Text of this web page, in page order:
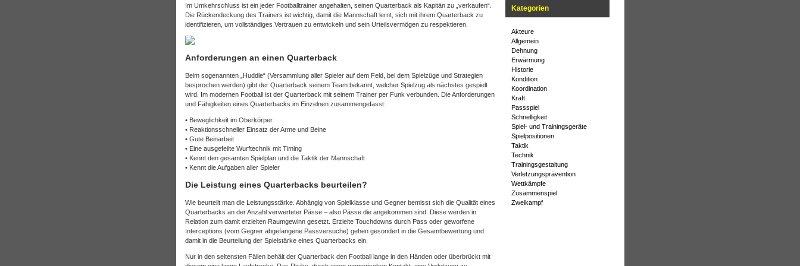
Kategorien
Akteure
Allgemein
Dehnung
Erwärmung
Historie
Kondition
Koordination
Kraft
Passspiel
Schnelligkeit
Spiel- und Trainingsgeräte
Spielpositionen
Taktik
Technik
Trainingsgestaltung
Verletzungsprävention
Wettkämpfe
Zusammenspiel
Zweikampf
Im Umkehrschluss ist ein jeder Footballtrainer angehalten, seinen Quarterback als Kapitän zu „verkaufen“.
Die Rückendeckung des Trainers ist wichtig, damit die Mannschaft lernt, sich mit ihrem Quarterback zu
identifizieren, um vollständiges Vertrauen zu entwickeln und sein Urteilsvermögen zu respektieren.
Anforderungen an einen Quarterback
Beim sogenannten „Huddle“ (Versammlung aller Spieler auf dem Feld, bei dem Spielzüge und Strategien
besprochen werden) gibt der Quarterback seinem Team bekannt, welcher Spielzug als nächstes gespielt
wird. Im modernen Football ist der Quarterback mit seinem Trainer per Funk verbunden. Die Anforderungen
und Fähigkeiten eines Quarterbacks im Einzelnen zusammengefasst:
• Beweglichkeit im Oberkörper
• Reaktionsschneller Einsatz der Arme und Beine
• Gute Beinarbeit
• Eine ausgefeilte Wurftechnik mit Timing
• Kennt den gesamten Spielplan und die Taktik der Mannschaft
• Kennt die Aufgaben aller Spieler
Die Leistung eines Quarterbacks beurteilen?
Wie beurteilt man die Leistungsstärke. Abhängig von Spielklasse und Gegner bemisst sich die Qualität eines
Quarterbacks an der Anzahl verwerteter Pässe – also Pässe die angekommen sind. Diese werden in
Relation zum damit erzielten Raumgewinn gesetzt. Erzielte Touchdowns durch Pass oder geworfene
Interceptions (vom Gegner abgefangene Passversuche) gehen gesondert in die Gesamtbewertung und
damit in die Beurteilung der Spielstärke eines Quarterbacks ein.
Nur in den seltensten Fällen behält der Quarterback den Football lange in den Händen oder überbrückt mit